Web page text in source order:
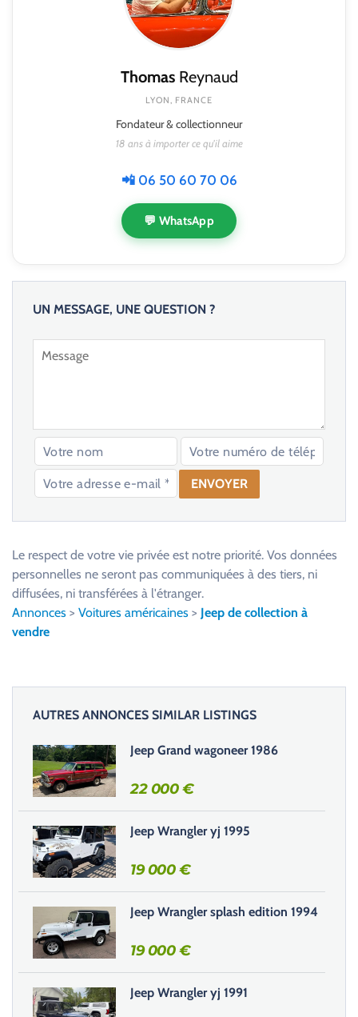
ThomasReynaud
LYON, FRANCE
Fondateur & collectionneur
18 ans à importer ce qu'il aime
📲 06 50 60 70 06
💬 WhatsApp
UN MESSAGE, UNE QUESTION ?
e
s
e
r
c
e
c
h
a
m
v
d
e
.
Le respect de votre vie privée est notre priorité. Vos données
personnelles ne seront pas communiquées à des tiers, ni
diffusées, ni transférées à l'étranger.
Annonces > Voitures américaines > Jeep de collection à
vendre
AUTRES ANNONCES SIMILAR LISTINGS
Jeep Grand wagoneer 1986
22 000€
Jeep Wrangler yj 1995
19 000€
Jeep Wrangler splash edition 1994
19 000€
Jeep Wrangler yj 1991